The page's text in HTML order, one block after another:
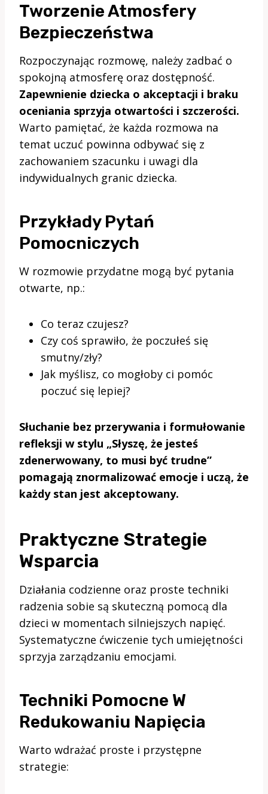
Tworzenie Atmosfery
Bezpieczeństwa
Rozpoczynając rozmowę, należy zadbać o
spokojną atmosferę oraz dostępność.
Zapewnienie dziecka o akceptacji i braku
oceniania sprzyja otwartości i szczerości.
Warto pamiętać, że każda rozmowa na
temat uczuć powinna odbywać się z
zachowaniem szacunku i uwagi dla
indywidualnych granic dziecka.
Przykłady Pytań
Pomocniczych
W rozmowie przydatne mogą być pytania
otwarte, np.:
Co teraz czujesz?
Czy coś sprawiło, że poczułeś się
smutny/zły?
Jak myślisz, co mogłoby ci pomóc
poczuć się lepiej?
Słuchanie bez przerywania i formułowanie
refleksji w stylu „Słyszę, że jesteś
zdenerwowany, to musi być trudne”
pomagają znormalizować emocje i uczą, że
każdy stan jest akceptowany.
Praktyczne Strategie
Wsparcia
Działania codzienne oraz proste techniki
radzenia sobie są skuteczną pomocą dla
dzieci w momentach silniejszych napięć.
Systematyczne ćwiczenie tych umiejętności
sprzyja zarządzaniu emocjami.
Techniki Pomocne W
Redukowaniu Napięcia
Warto wdrażać proste i przystępne
strategie: